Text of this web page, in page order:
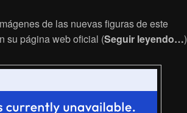
de las nuevas figuras de este
su página web oficial (Seguir leyendo…)